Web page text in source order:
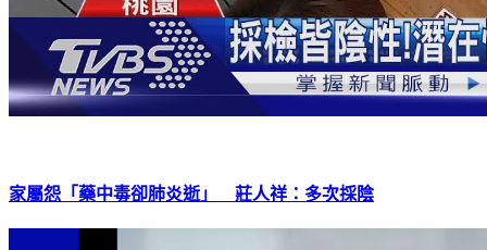
家屬怨「藥中毒卻肺炎逝」 莊人祥：多次採陰